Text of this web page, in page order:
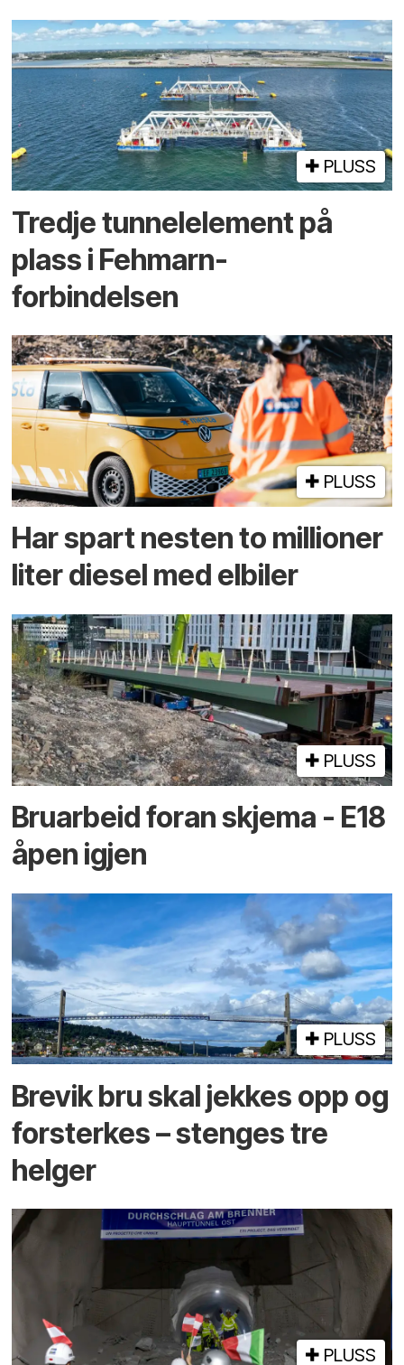
PLUSS
Tredje tunnel­element på
plass i Fehmarn-
forbindelsen
PLUSS
Har spart nesten to millioner
liter diesel med elbiler
PLUSS
Bruarbeid foran skjema - E18
åpen igjen
PLUSS
Brevik bru skal jekkes opp og
forsterkes – stenges tre
helger
PLUSS